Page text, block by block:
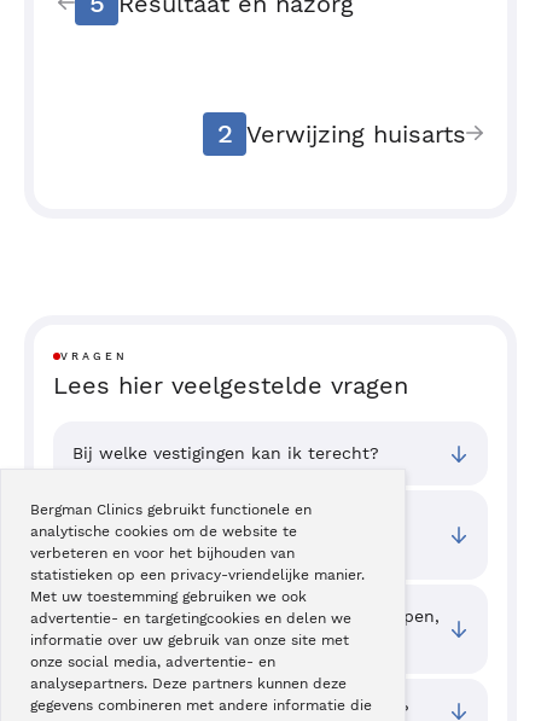
Bergman Clinics gebruikt functionele en
analytische cookies om de website te
verbeteren en voor het bijhouden van
statistieken op een privacy-vriendelijke manier.
Met uw toestemming gebruiken we ook
advertentie- en targetingcookies en delen we
informatie over uw gebruik van onze site met
onze social media, advertentie- en
analysepartners. Deze partners kunnen deze
gegevens combineren met andere informatie die
2 Verwijzing huisarts
VRAGEN
Lees hier veelgestelde vragen
Bij welke vestigingen kan ik terecht?
Wat zijn de toegangstijden van deze
behandeling?
Als kinderen iets diep in hun neus stoppen,
wat is dan verstandig om te doen?
Amandelen, waarom kunt u die missen?